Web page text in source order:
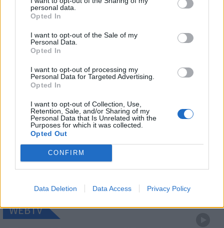
personal data.
Opted In
I want to opt-out of the Sale of my
Personal Data.
Opted In
I want to opt-out of processing my
Personal Data for Targeted Advertising.
Opted In
I want to opt-out of Collection, Use,
Retention, Sale, and/or Sharing of my
Personal Data that Is Unrelated with the
Purposes for which it was collected.
Opted Out
CONFIRM
Data Deletion Data Access Privacy Policy
WEBTV